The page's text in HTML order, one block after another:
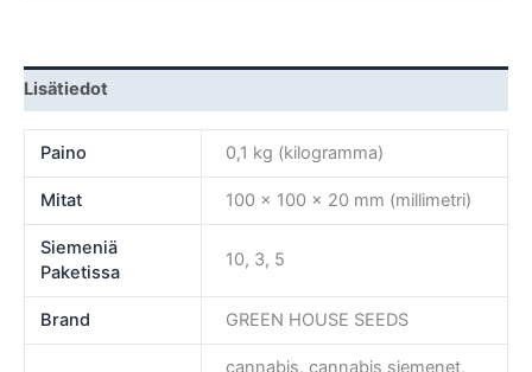
Lisätiedot
Paino 0,1 kg (kilogramma)
Mitat 100 × 100 × 20 mm (millimetri)
Siemeniä
Paketissa
10, 3, 5
Brand GREEN HOUSE SEEDS
cannabis, cannabis siemenet,